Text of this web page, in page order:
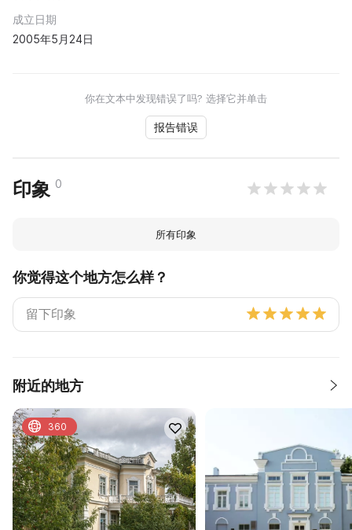
成立日期
2005年5月24日
你在文本中发现错误了吗? 选择它并单击
报告错误
印象 0
所有印象
你觉得这个地方怎么样？
附近的地方
360